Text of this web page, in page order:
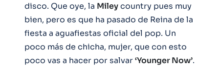
disco. Que oye, la Mileycountry pues muy
bien, pero es que ha pasado de Reina de la
fiesta a aguafiestas oficial del pop. Un
poco más de chicha, mujer, que con esto
poco vas a hacer por salvar‘Younger Now’.